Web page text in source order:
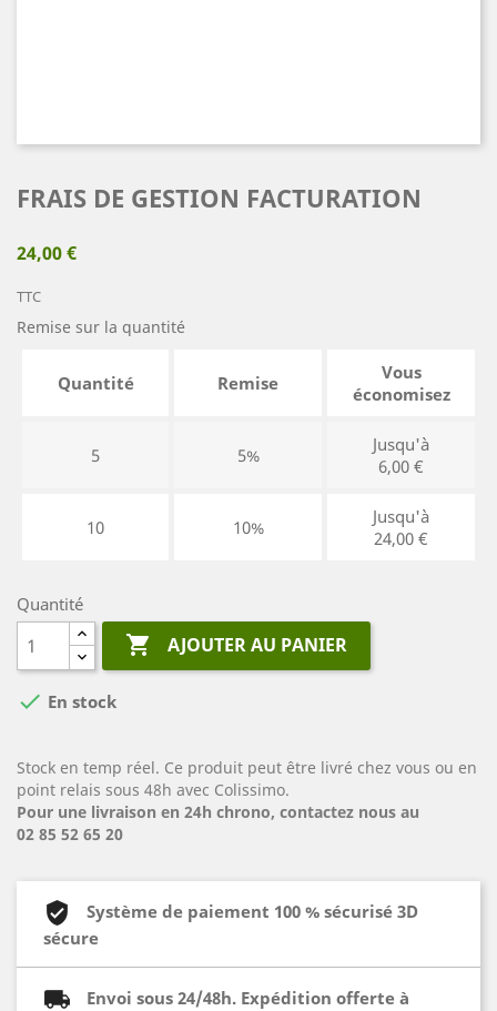
FRAIS DE GESTION FACTURATION
24,00 €
TTC
Remise sur la quantité
Quantité Remise
Vous
économisez
5 5%
Jusqu'à
6,00 €
10 10%
Jusqu'à
24,00 €
Quantité
 AJOUTER AU PANIER
 En stock
Stock en temp réel. Ce produit peut être livré chez vous ou en
point relais sous 48h avec Colissimo.
Pour une livraison en 24h chrono, contactez nous au
02 85 52 65 20
Système de paiement 100 % sécurisé 3D
sécure
Envoi sous 24/48h. Expédition offerte à